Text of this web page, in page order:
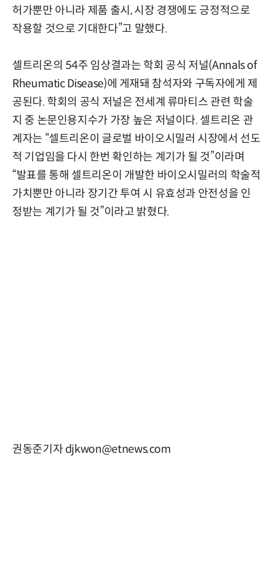
허가뿐만 아니라 제품 출시, 시장 경쟁에도 긍정적으로
작용할 것으로 기대한다”고 말했다.
셀트리온의 54주 임상결과는 학회 공식 저널(Annals of
Rheumatic Disease)에 게재돼 참석자와 구독자에게 제
공된다. 학회의 공식 저널은 전세계 류마티스 관련 학술
지 중 논문인용지수가 가장 높은 저널이다. 셀트리온 관
계자는 “셀트리온이 글로벌 바이오시밀러 시장에서 선도
적 기업임을 다시 한번 확인하는 계기가 될 것”이라며
“발표를 통해 셀트리온이 개발한 바이오시밀러의 학술적
가치뿐만 아니라 장기간 투여 시 유효성과 안전성을 인
정받는 계기가 될 것”이라고 밝혔다.
권동준기자 djkwon@etnews.com